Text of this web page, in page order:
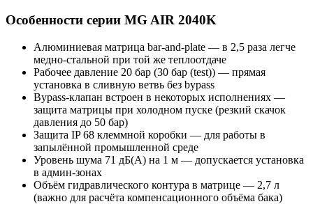
Особенности серии MG AIR 2040K
Алюминиевая матрица bar-and-plate — в 2,5 раза легче
медно-стальной при той же теплоотдаче
Рабочее давление 20 бар (30 бар (test)) — прямая
установка в сливную ветвь без bypass
Bypass-клапан встроен в некоторых исполнениях —
защита матрицы при холодном пуске (резкий скачок
давления до 50 бар)
Защита IP 68 клеммной коробки — для работы в
запылённой промышленной среде
Уровень шума 71 дБ(A) на 1 м — допускается установка
в админ-зонах
Объём гидравлического контура в матрице — 2,7 л
(важно для расчёта компенсационного объёма бака)